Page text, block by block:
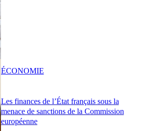
Les finances de l’État français sous la
menace de sanctions de la Commission
européenne
ÉCONOMIE